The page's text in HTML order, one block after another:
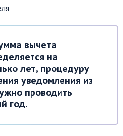
вычета
на
лет, процедуру
уведомления из
проводить
год.